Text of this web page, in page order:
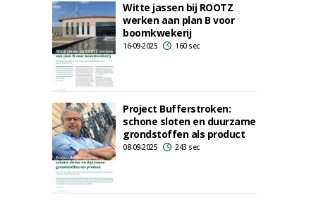
Witte jassen bij ROOTZ
werken aan plan B voor
boomkwekerij
16-09-2025 160 sec
Project Bufferstroken:
schone sloten en duurzame
grondstoffen als product
08-09-2025 243 sec